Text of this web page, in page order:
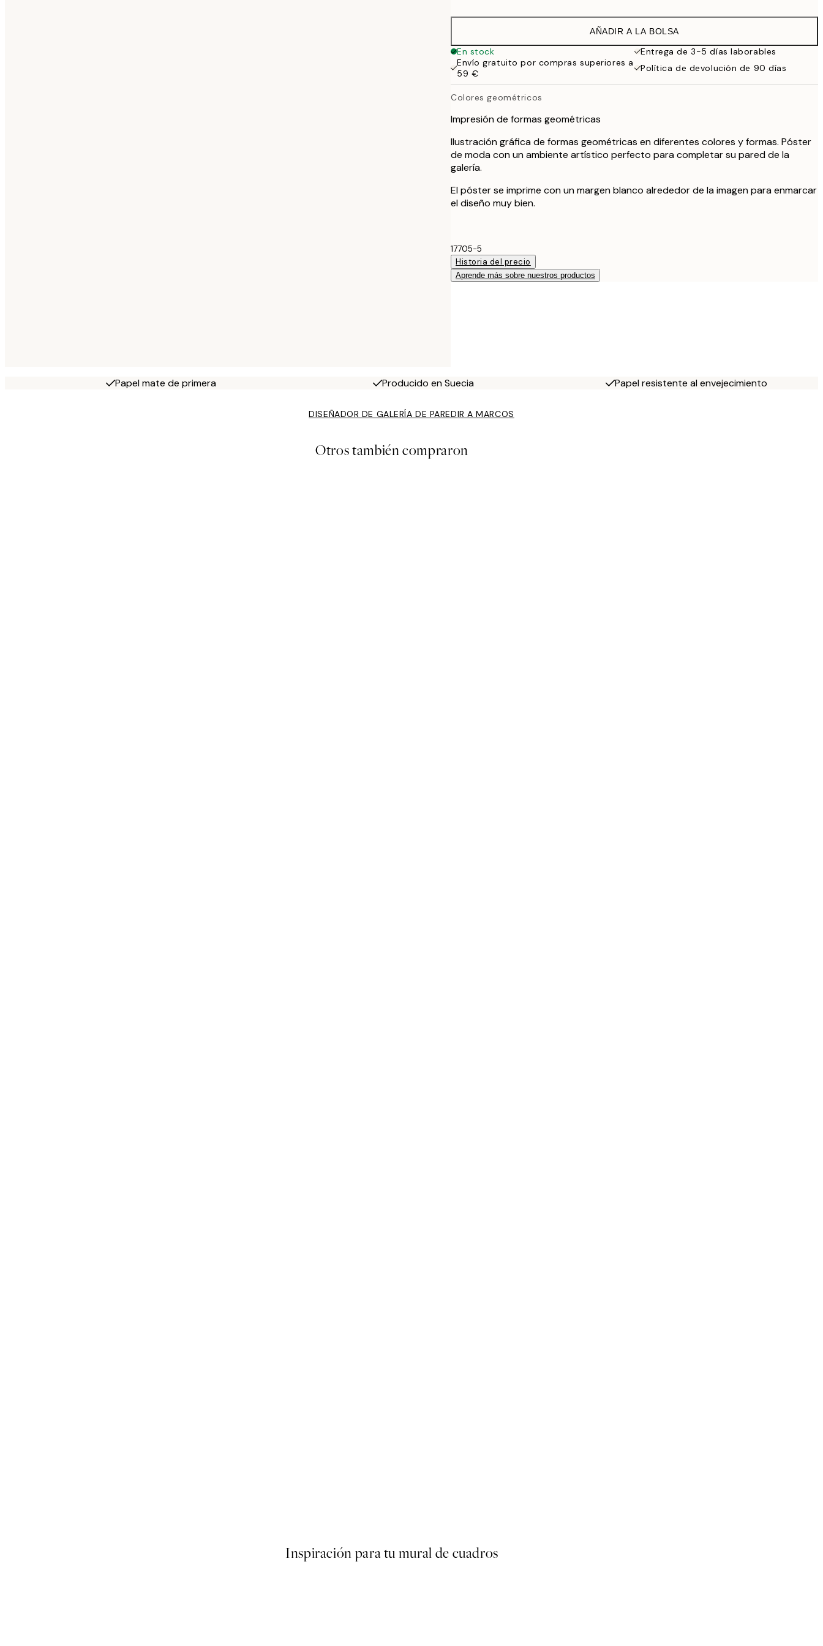
32,45 €
49 €
AÑADIR A LA BOLSA
En stock
Entrega de 3-5 días laborables
Envío gratuito por compras superiores a
59 €
Política de devolución de 90 días
Colores geométricos
Impresión de formas geométricas
Ilustración gráfica de formas geométricas en diferentes colores y formas. Póster
de moda con un ambiente artístico perfecto para completar su pared de la
galería.
El póster se imprime con un margen blanco alrededor de la imagen para enmarcar
el diseño muy bien.
17705-5
Historia del precio
Aprende más sobre nuestros productos
Papel mate de primera Producido en Suecia Papel resistente al envejecimiento
DISEÑADOR DE GALERÍA DE PAREDIR A MARCOS
Otros también compraron
Inspiración para tu mural de cuadros